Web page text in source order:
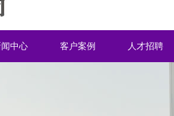
中心 客户案例 人才招聘